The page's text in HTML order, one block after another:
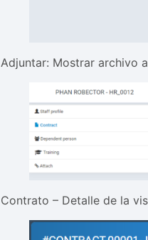
Adjuntar: Mostrar archivo
Contrato – Detalle de la